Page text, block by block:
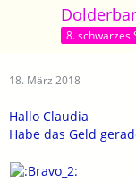
8. schwarzes
18. März 2018
Hallo Claudia
Habe das Geld